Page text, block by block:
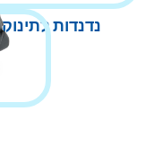
נדנדות לתינוק